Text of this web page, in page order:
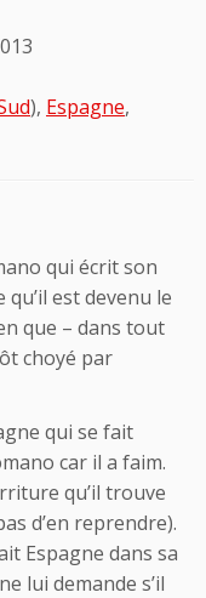
), Espagne,
qui écrit son
est devenu le
que – dans tout
choyé par
qui se fait
car il a faim.
qu’il trouve
d’en reprendre).
Espagne dans sa
lui demande s’il